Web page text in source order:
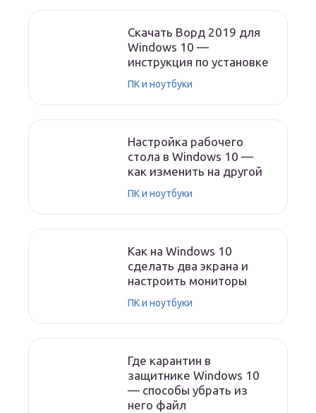
Скачать Ворд 2019 для
Windows 10 —
инструкция по установке
ПК и ноутбуки
Настройка рабочего
стола в Windows 10 —
как изменить на другой
ПК и ноутбуки
Как на Windows 10
сделать два экрана и
настроить мониторы
ПК и ноутбуки
Где карантин в
защитнике Windows 10
— способы убрать из
него файл